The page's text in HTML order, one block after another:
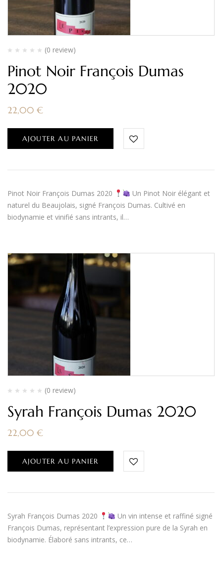
(0 review)
Pinot Noir François Dumas
2020
22,00 €
AJOUTER AU PANIER
Pinot Noir François Dumas 2020
Un Pinot Noir élégant et
naturel du Beaujolais, signé François Dumas. Cultivé en
biodynamie et vinifié sans intrants, il…
(0 review)
Syrah François Dumas 2020
22,00 €
AJOUTER AU PANIER
Syrah François Dumas 2020
Un vin intense et raffiné signé
François Dumas, représentant l’expression pure de la Syrah en
biodynamie. Élaboré sans intrants, ce…